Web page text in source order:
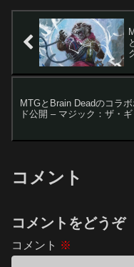
MTGとBrain Deadのコラ
ド公開 – マジック：ザ・
コメント
コメントをどうぞ
コメント ※